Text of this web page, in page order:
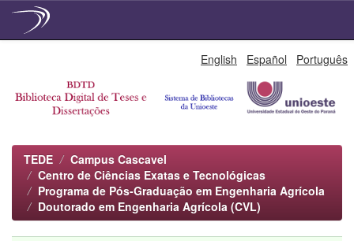
English Español Português
TEDE
Campus Cascavel
Centro de Ciências Exatas e Tecnológicas
Programa de Pós-Graduação em Engenharia Agrícola
Doutorado em Engenharia Agrícola (CVL)